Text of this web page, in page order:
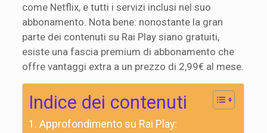
come Netflix, e tutti i servizi inclusi nel suo
abbonamento. Nota bene: nonostante la gran
parte dei contenuti su Rai Play siano gratuiti,
esiste una fascia premium di abbonamento che
offre vantaggi extra a un prezzo di 2,99€ al mese.
Indice dei contenuti
Approfondimento su Rai Play: